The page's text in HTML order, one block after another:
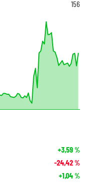
156
+3,59%
-24,42%
+1,04%